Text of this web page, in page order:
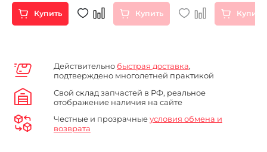
Купить Купить Купить
Действительно быстрая доставка,
подтверждено многолетней практикой
Свой склад запчастей в РФ, реальное
отображение наличия на сайте
Честные и прозрачныеусловия обмена и
возврата